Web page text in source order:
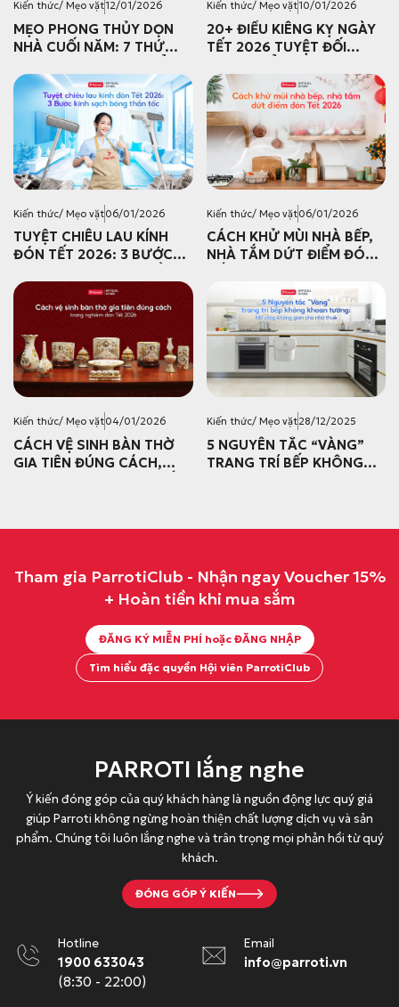
Kiến thức/ Mẹo vặt12/01/2026
MẸO PHONG THỦY DỌN
NHÀ CUỐI NĂM: 7 THỨ
RƯỚC TÀI LỘC VÀO NHÀ
TẾT 2026
Kiến thức/ Mẹo vặt10/01/2026
20+ ĐIỀU KIÊNG KỴ NGÀY
TẾT 2026 TUYỆT ĐỐI
NGỌ HANH THÔNG
Kiến thức/ Mẹo vặt06/01/2026
TUYỆT CHIÊU LAU KÍNH
ĐÓN TẾT 2026: 3 BƯỚC
TỐC
Kiến thức/ Mẹo vặt06/01/2026
CÁCH KHỬ MÙI NHÀ BẾP,
NHÀ TẮM DỨT ĐIỂM ĐÓN
Kiến thức/ Mẹo vặt04/01/2026
CÁCH VỆ SINH BÀN THỜ
GIA TIÊN ĐÚNG CÁCH,
Kiến thức/ Mẹo vặt28/12/2025
5 NGUYÊN TẮC “VÀNG”
TRANG TRÍ BẾP KHÔNG
Tham gia ParrotiClub - Nhận ngay Voucher 15%
+ Hoàn tiền khi mua sắm
ĐĂNG KÝ MIỄN PHÍ hoặc ĐĂNG NHẬP
Tìm hiểu đặc quyền Hội viên ParrotiClub
PARROTI lắng nghe
Ý kiến đóng góp của quý khách hàng là nguồn động lực quý giá
giúp Parroti không ngừng hoàn thiện chất lượng dịch vụ và sản
phẩm. Chúng tôi luôn lắng nghe và trân trọng mọi phản hồi từ quý
khách.
ĐÓNG GÓP Ý KIẾN
Hotline
1900 633043
(8:30 - 22:00)
Email
info@parroti.vn